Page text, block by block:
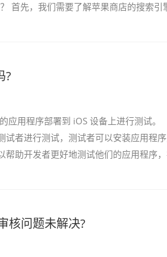
首先，我们需要了解苹果商店的搜索引
?
用程序部署到 iOS 设备上进行测试。
者进行测试，测试者可以安装应用程
助开发者更好地测试他们的应用程序
核问题未解决?